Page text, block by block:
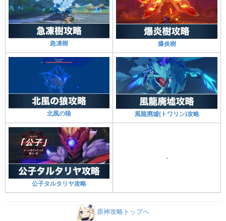
急凍樹 爆炎樹
北風の狼 風龍廃墟(トワリン)攻略
公子タルタリヤ攻略
-
原神攻略トップへ